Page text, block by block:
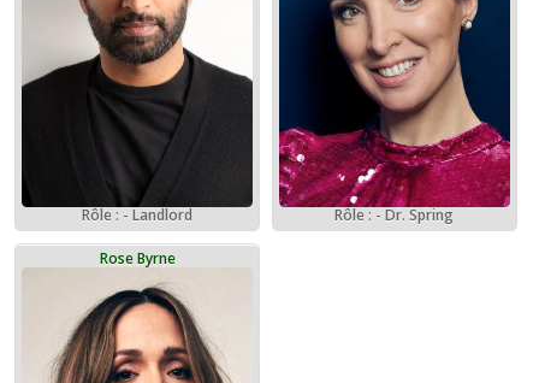
Rôle : - Landlord Rôle : - Dr. Spring
Rose Byrne